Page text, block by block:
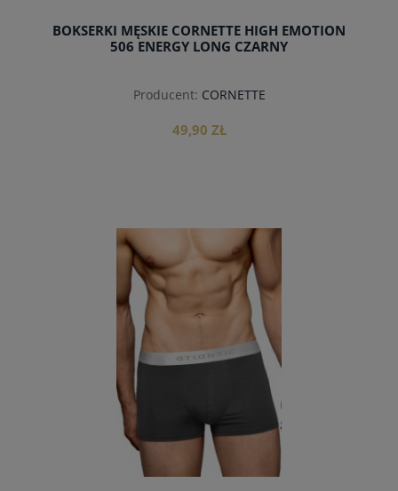
BOKSERKI MĘSKIE CORNETTE HIGH EMOTION
506 ENERGY LONG CZARNY
Producent: CORNETTE
49,90 ZŁ